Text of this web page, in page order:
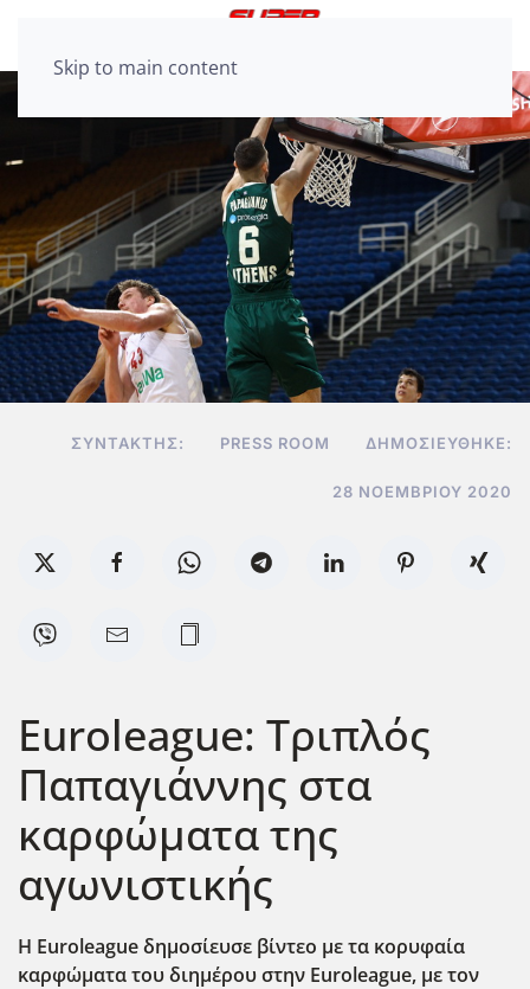
Skip to main content
ΣΥΝΤΆΚΤΗΣ: PRESS ROOM ΔΗΜΟΣΙΕΎΘΗΚΕ:
28 ΝΟΕΜΒΡΊΟΥ 2020
Euroleague: Τριπλός
Παπαγιάννης στα
καρφώματα της
αγωνιστικής
Η Euroleagueδημοσίευσε βίντεο με τα κορυφαία
καρφώματα του διημέρου στην Euroleague, με τον